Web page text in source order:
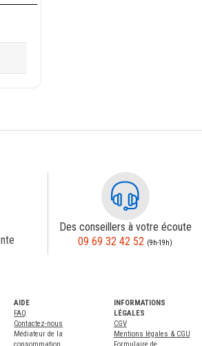
Des conseillers à votre écoute
09 69 32 42 52 (9h-19h)
AIDE
FAQ
Contactez-nous
Médiateur de la
INFORMATIONS
LÉGALES
CGV
Mentions légales & CGU